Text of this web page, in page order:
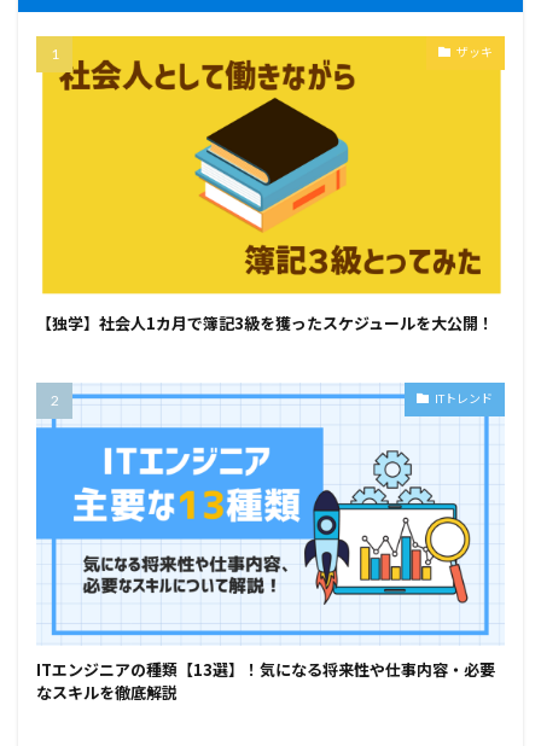
ザッキ
【独学】社会人1カ月で簿記3級を獲ったスケジュールを大公開！
ITトレンド
ITエンジニアの種類【13選】！気になる将来性や仕事内容・必要
なスキルを徹底解説